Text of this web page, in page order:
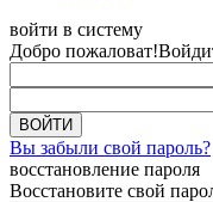
войти в систему
Добро пожаловат!
Вы забыли свой пароль?
восстановление пароля
Восстановите свой